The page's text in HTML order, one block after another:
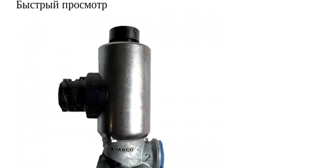
Быстрый просмотр